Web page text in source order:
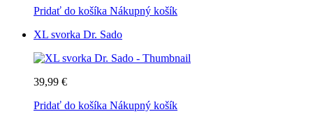
Pridať do košíka Nákupný košík
XL svorka Dr. Sado
39,99 €
Pridať do košíka Nákupný košík